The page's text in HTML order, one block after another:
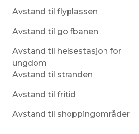
Avstand til flyplassen
Avstand til golfbanen
Avstand til helsestasjon for
ungdom
Avstand til stranden
Avstand til fritid
Avstand til shoppingområder